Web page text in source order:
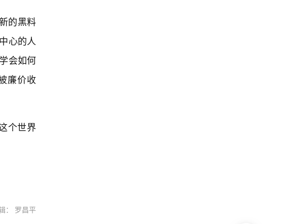
的黑料
心的人
会如何
廉价收
个世界
： 罗昌平